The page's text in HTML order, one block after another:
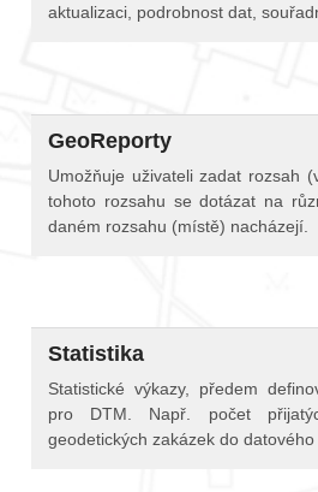
aktualizaci, podrobnost dat,
GeoReporty
Umožňuje uživateli zadat rozsah
tohoto rozsahu se dotázat na
daném rozsahu (místě) nacházejí.
Statistika
Statistické výkazy, předem
pro DTM. Např. počet
geodetických zakázek do datového